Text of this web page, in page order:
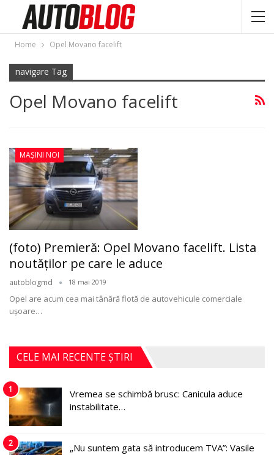
Home Opel Movano facelift
navigare Tag
Opel Movano facelift
MAȘINI NOI
(foto) Premieră: Opel Movano facelift. Lista
noutăţilor pe care le aduce
autoblogmd 18 mai 2019
Opel are acum cea mai tânără flotă de autovehicule comerciale
ușoare…
CELE MAI RECENTE ȘTIRI
1
Vremea se schimbă brusc: Canicula aduce
instabilitate…
2
„Nu suntem gata să introducem TVA”: Vasile